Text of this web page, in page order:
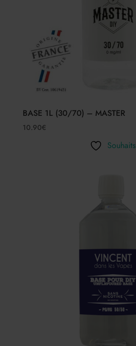
BASE 1L (30/70) – MASTER
10.90€
Souhaits